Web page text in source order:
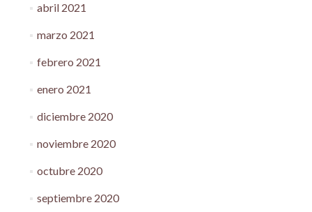
abril 2021
marzo 2021
febrero 2021
enero 2021
diciembre 2020
noviembre 2020
octubre 2020
septiembre 2020